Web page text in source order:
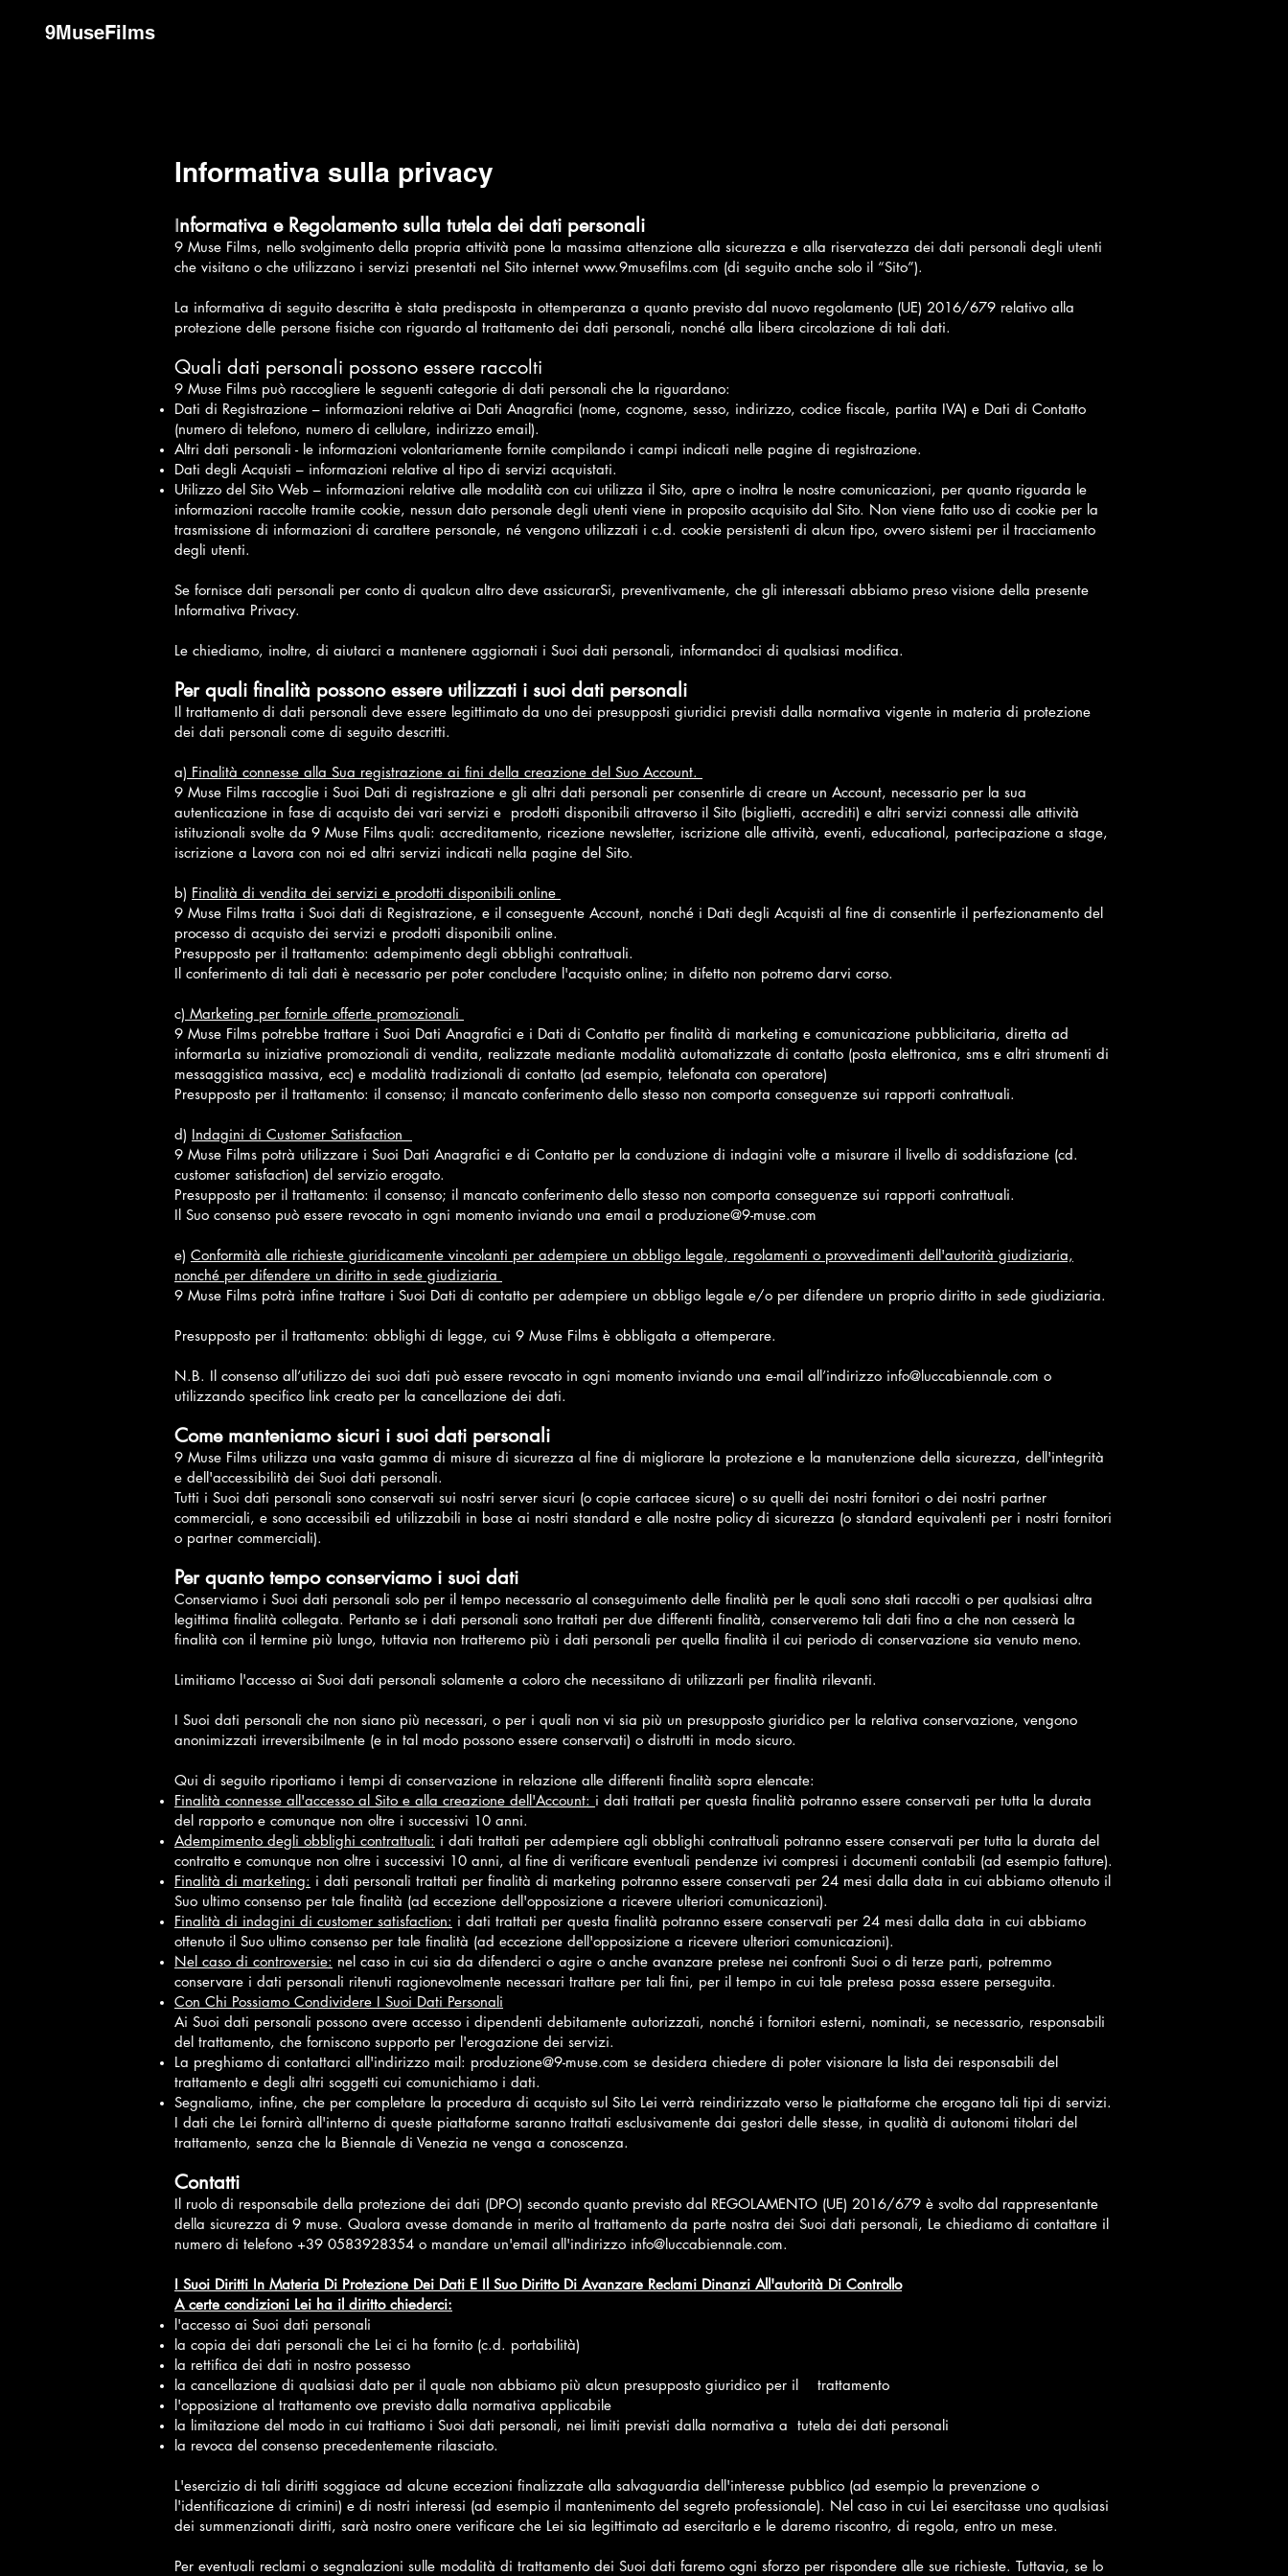
9MuseFilms
Informativa sulla privacy
Informativa e Regolamento sulla tutela dei dati personali
9 Muse Films, nello svolgimento della propria attività pone la massima attenzione alla sicurezza e alla riservatezza dei dati personali degli utenti
che visitano o che utilizzano i servizi presentati nel Sito internet www.9musefilms.com (di seguito anche solo il “Sito”).
La informativa di seguito descritta è stata predisposta in ottemperanza a quanto previsto dal nuovo regolamento (UE) 2016/679 relativo alla
protezione delle persone fisiche con riguardo al trattamento dei dati personali, nonché alla libera circolazione di tali dati.
Quali dati personali possono essere raccolti
9 Muse Films può raccogliere le seguenti categorie di dati personali che la riguardano:
Dati di Registrazione – informazioni relative ai Dati Anagrafici (nome, cognome, sesso, indirizzo, codice fiscale, partita IVA) e Dati di Contatto
(numero di telefono, numero di cellulare, indirizzo email).
Altri dati personali - le informazioni volontariamente fornite compilando i campi indicati nelle pagine di registrazione.
Dati degli Acquisti – informazioni relative al tipo di servizi acquistati.
Utilizzo del Sito Web – informazioni relative alle modalità con cui utilizza il Sito, apre o inoltra le nostre comunicazioni, per quanto riguarda le
informazioni raccolte tramite cookie, nessun dato personale degli utenti viene in proposito acquisito dal Sito. Non viene fatto uso di cookie per la
trasmissione di informazioni di carattere personale, né vengono utilizzati i c.d. cookie persistenti di alcun tipo, ovvero sistemi per il tracciamento
degli utenti.
Se fornisce dati personali per conto di qualcun altro deve assicurarSi, preventivamente, che gli interessati abbiamo preso visione della presente
Informativa Privacy.
Le chiediamo, inoltre, di aiutarci a mantenere aggiornati i Suoi dati personali, informandoci di qualsiasi modifica.
Per quali finalità possono essere utilizzati i suoi dati personali
Il trattamento di dati personali deve essere legittimato da uno dei presupposti giuridici previsti dalla normativa vigente in materia di protezione
dei dati personali come di seguito descritti.
a) Finalità connesse alla Sua registrazione ai fini della creazione del Suo Account.
9 Muse Films raccoglie i Suoi Dati di registrazione e gli altri dati personali per consentirle di creare un Account, necessario per la sua
autenticazione in fase di acquisto dei vari servizi e prodotti disponibili attraverso il Sito (biglietti, accrediti) e altri servizi connessi alle attività
istituzionali svolte da 9 Muse Films quali: accreditamento, ricezione newsletter, iscrizione alle attività, eventi, educational, partecipazione a stage,
iscrizione a Lavora con noi ed altri servizi indicati nella pagine del Sito.
b) Finalità di vendita dei servizi e prodotti disponibili online
9 Muse Films tratta i Suoi dati di Registrazione, e il conseguente Account, nonché i Dati degli Acquisti al fine di consentirle il perfezionamento del
processo di acquisto dei servizi e prodotti disponibili online.
Presupposto per il trattamento: adempimento degli obblighi contrattuali.
Il conferimento di tali dati è necessario per poter concludere l'acquisto online; in difetto non potremo darvi corso.
c) Marketing per fornirle offerte promozionali
9 Muse Films potrebbe trattare i Suoi Dati Anagrafici e i Dati di Contatto per finalità di marketing e comunicazione pubblicitaria, diretta ad
informarLa su iniziative promozionali di vendita, realizzate mediante modalità automatizzate di contatto (posta elettronica, sms e altri strumenti di
messaggistica massiva, ecc) e modalità tradizionali di contatto (ad esempio, telefonata con operatore)
Presupposto per il trattamento: il consenso; il mancato conferimento dello stesso non comporta conseguenze sui rapporti contrattuali.
d) Indagini di Customer Satisfaction
9 Muse Films potrà utilizzare i Suoi Dati Anagrafici e di Contatto per la conduzione di indagini volte a misurare il livello di soddisfazione (cd.
customer satisfaction) del servizio erogato.
Presupposto per il trattamento: il consenso; il mancato conferimento dello stesso non comporta conseguenze sui rapporti contrattuali.
Il Suo consenso può essere revocato in ogni momento inviando una email a produzione@9-muse.com
e) Conformità alle richieste giuridicamente vincolanti per adempiere un obbligo legale, regolamenti o provvedimenti dell'autorità giudiziaria,
nonché per difendere un diritto in sede giudiziaria
9 Muse Films potrà infine trattare i Suoi Dati di contatto per adempiere un obbligo legale e/o per difendere un proprio diritto in sede giudiziaria.
Presupposto per il trattamento: obblighi di legge, cui 9 Muse Films è obbligata a ottemperare.
N.B. Il consenso all’utilizzo dei suoi dati può essere revocato in ogni momento inviando una e-mail all’indirizzo info@luccabiennale.com o
utilizzando specifico link creato per la cancellazione dei dati.
Come manteniamo sicuri i suoi dati personali
9 Muse Films utilizza una vasta gamma di misure di sicurezza al fine di migliorare la protezione e la manutenzione della sicurezza, dell'integrità
e dell'accessibilità dei Suoi dati personali.
Tutti i Suoi dati personali sono conservati sui nostri server sicuri (o copie cartacee sicure) o su quelli dei nostri fornitori o dei nostri partner
commerciali, e sono accessibili ed utilizzabili in base ai nostri standard e alle nostre policy di sicurezza (o standard equivalenti per i nostri fornitori
o partner commerciali).
Per quanto tempo conserviamo i suoi dati
Conserviamo i Suoi dati personali solo per il tempo necessario al conseguimento delle finalità per le quali sono stati raccolti o per qualsiasi altra
legittima finalità collegata. Pertanto se i dati personali sono trattati per due differenti finalità, conserveremo tali dati fino a che non cesserà la
finalità con il termine più lungo, tuttavia non tratteremo più i dati personali per quella finalità il cui periodo di conservazione sia venuto meno.
Limitiamo l'accesso ai Suoi dati personali solamente a coloro che necessitano di utilizzarli per finalità rilevanti.
I Suoi dati personali che non siano più necessari, o per i quali non vi sia più un presupposto giuridico per la relativa conservazione, vengono
anonimizzati irreversibilmente (e in tal modo possono essere conservati) o distrutti in modo sicuro.
Qui di seguito riportiamo i tempi di conservazione in relazione alle differenti finalità sopra elencate:
Finalità connesse all'accesso al Sito e alla creazione dell'Account: i dati trattati per questa finalità potranno essere conservati per tutta la durata
del rapporto e comunque non oltre i successivi 10 anni.
Adempimento degli obblighi contrattuali: i dati trattati per adempiere agli obblighi contrattuali potranno essere conservati per tutta la durata del
contratto e comunque non oltre i successivi 10 anni, al fine di verificare eventuali pendenze ivi compresi i documenti contabili (ad esempio fatture).
Finalità di marketing: i dati personali trattati per finalità di marketing potranno essere conservati per 24 mesi dalla data in cui abbiamo ottenuto il
Suo ultimo consenso per tale finalità (ad eccezione dell'opposizione a ricevere ulteriori comunicazioni).
Finalità di indagini di customer satisfaction: i dati trattati per questa finalità potranno essere conservati per 24 mesi dalla data in cui abbiamo
ottenuto il Suo ultimo consenso per tale finalità (ad eccezione dell'opposizione a ricevere ulteriori comunicazioni).
Nel caso di controversie: nel caso in cui sia da difenderci o agire o anche avanzare pretese nei confronti Suoi o di terze parti, potremmo
conservare i dati personali ritenuti ragionevolmente necessari trattare per tali fini, per il tempo in cui tale pretesa possa essere perseguita.
Con Chi Possiamo Condividere I Suoi Dati Personali
Ai Suoi dati personali possono avere accesso i dipendenti debitamente autorizzati, nonché i fornitori esterni, nominati, se necessario, responsabili
del trattamento, che forniscono supporto per l'erogazione dei servizi.
La preghiamo di contattarci all'indirizzo mail: produzione@9-muse.com se desidera chiedere di poter visionare la lista dei responsabili del
trattamento e degli altri soggetti cui comunichiamo i dati.
Segnaliamo, infine, che per completare la procedura di acquisto sul Sito Lei verrà reindirizzato verso le piattaforme che erogano tali tipi di servizi.
I dati che Lei fornirà all'interno di queste piattaforme saranno trattati esclusivamente dai gestori delle stesse, in qualità di autonomi titolari del
trattamento, senza che la Biennale di Venezia ne venga a conoscenza.
Contatti
Il ruolo di responsabile della protezione dei dati (DPO) secondo quanto previsto dal REGOLAMENTO (UE) 2016/679 è svolto dal rappresentante
della sicurezza di 9 muse. Qualora avesse domande in merito al trattamento da parte nostra dei Suoi dati personali, Le chiediamo di contattare il
numero di telefono +39 0583928354 o mandare un'email all'indirizzo info@luccabiennale.com.
I Suoi Diritti In Materia Di Protezione Dei Dati E Il Suo Diritto Di Avanzare Reclami Dinanzi All'autorità Di Controllo
A certe condizioni Lei ha il diritto chiederci:
l'accesso ai Suoi dati personali
la copia dei dati personali che Lei ci ha fornito (c.d. portabilità)
la rettifica dei dati in nostro possesso
la cancellazione di qualsiasi dato per il quale non abbiamo più alcun presupposto giuridico per il trattamento
l'opposizione al trattamento ove previsto dalla normativa applicabile
la limitazione del modo in cui trattiamo i Suoi dati personali, nei limiti previsti dalla normativa a tutela dei dati personali
la revoca del consenso precedentemente rilasciato.
L'esercizio di tali diritti soggiace ad alcune eccezioni finalizzate alla salvaguardia dell'interesse pubblico (ad esempio la prevenzione o
l'identificazione di crimini) e di nostri interessi (ad esempio il mantenimento del segreto professionale). Nel caso in cui Lei esercitasse uno qualsiasi
dei summenzionati diritti, sarà nostro onere verificare che Lei sia legittimato ad esercitarlo e le daremo riscontro, di regola, entro un mese.
Per eventuali reclami o segnalazioni sulle modalità di trattamento dei Suoi dati faremo ogni sforzo per rispondere alle sue richieste. Tuttavia, se lo